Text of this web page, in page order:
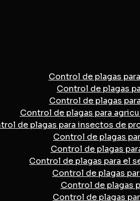
Control de plagas
Control de plagas
Control de plagas
Control de plagas para
de plagas para insectos de
Control de plagas
Control de plagas
Control de plagas para el
Control de plagas
Control de plagas
Control de plagas